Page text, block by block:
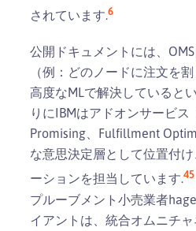
されています.6
公開ドキュメントには、
（例：どのノードに注文を
高度なMLで解決していると
りにIBMはアドオンサービ
Promising、Fulfillment
な意思決定層として位置付
ーションを担当しています.45
プルーブメント小売業者
イアントは、統合オムニチ